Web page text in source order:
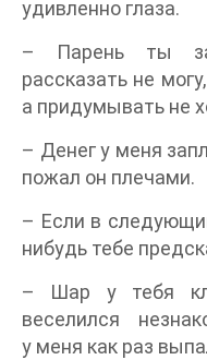
удивленно глаза.
– Парень ты
рассказать не
а придумывать не
– Денег у меня
пожал он плечами.
– Если в
нибудь тебе
– Шар у тебя
веселился
у меня как раз